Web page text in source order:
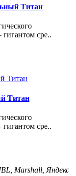
Титан
сре..
Титан
сре..
Marshall, Яндекс